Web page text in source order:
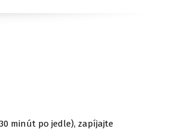
minút po jedle), zapíjajte